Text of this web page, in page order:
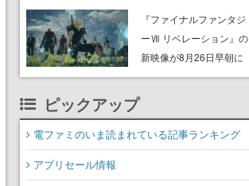
れた“塔“のバイオーム
「GLOOM」と「THE
CITADEL」が登場し、火
『ファイナルファンタジ
ーⅦ リベレーション』の
新映像が8月26日早朝に
公開へ。『FF7』リメイ
ニングナイトライブにて
ディレクターの浜口直樹
ピックアップ
電ファミのいま読まれている記事ランキング
アプリセール情報